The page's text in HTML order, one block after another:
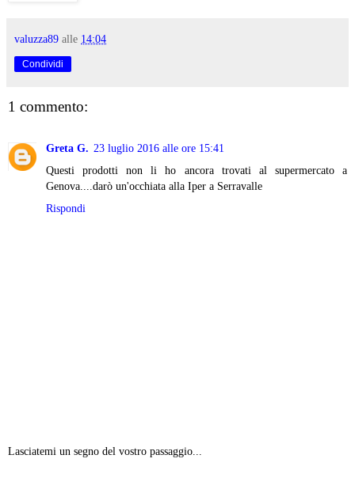
valuzza89 alle 14:04
Condividi
1 commento:
Greta G. 23 luglio 2016 alle ore 15:41
Questi prodotti non li ho ancora trovati al supermercato a
Genova....darò un'occhiata alla Iper a Serravalle
Rispondi
Lasciatemi un segno del vostro passaggio...